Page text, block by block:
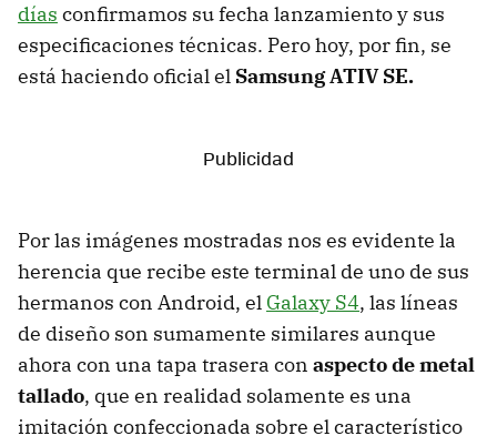
días confirmamos su fecha lanzamiento y sus
especificaciones técnicas. Pero hoy, por fin, se
está haciendo oficial el Samsung ATIV SE.
Por las imágenes mostradas nos es evidente la
herencia que recibe este terminal de uno de sus
hermanos con Android, el Galaxy S4, las líneas
de diseño son sumamente similares aunque
ahora con una tapa trasera con aspecto de metal
tallado, que en realidad solamente es una
imitación confeccionada sobre el característico